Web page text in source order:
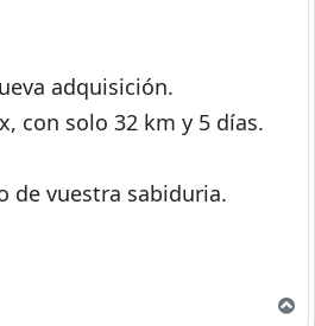
adquisición.
con solo 32 km y 5 días.
de vuestra sabiduria.